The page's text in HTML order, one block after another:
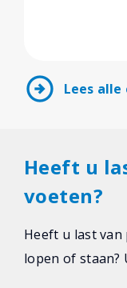
arrow_circle_right Lees
Heeft u
voeten?
Heeft u last
lopen of staan?